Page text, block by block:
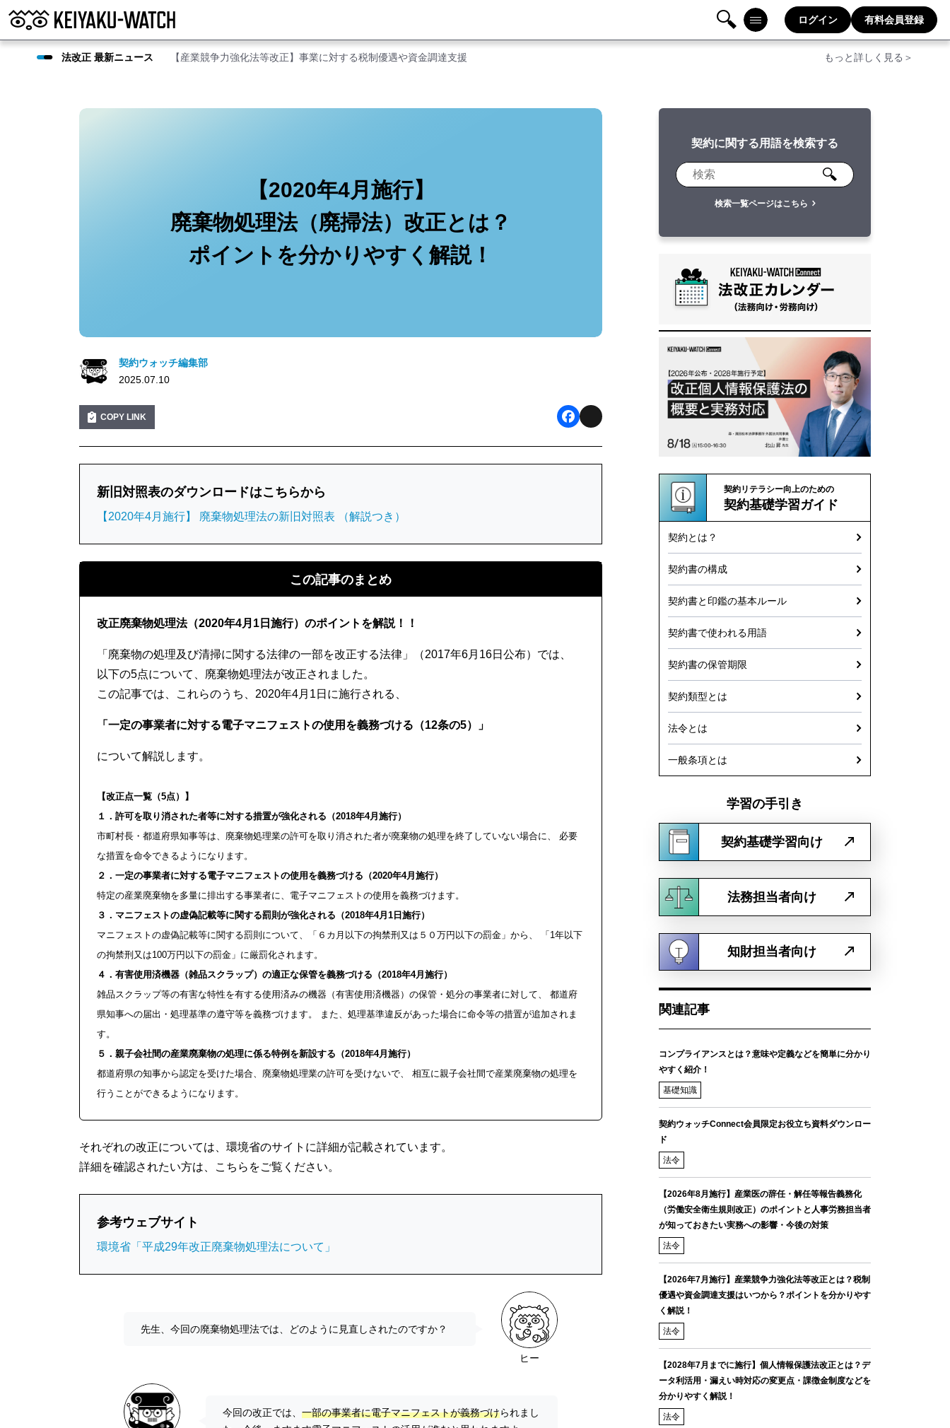
検
メニ
ログイン 有料会員登録
法改正 最新ニュース 【産業競争力強化法等改正】事業に対する税制優遇や資金調達支援 もっと詳しく見る＞
【2020年4月施行】
廃棄物処理法（廃掃法）改正とは？
ポイントを分かりやすく解説！
契約ウォッチ編集部
2025.07.10
COPY LINK
a
o
k
新旧対照表のダウンロードはこちらから
【2020年4月施行】 廃棄物処理法の新旧対照表 （解説つき）
この記事のまとめ
改正廃棄物処理法（2020年4月1日施行）のポイントを解説！！
「廃棄物の処理及び清掃に関する法律の一部を改正する法律」（2017年6月16日公布）では、
以下の5点について、廃棄物処理法が改正されました。
この記事では、これらのうち、2020年4月1日に施行される、
「一定の事業者に対する電子マニフェストの使用を義務づける（12条の5）」
について解説します。
【改正点一覧（5点）】
１．許可を取り消された者等に対する措置が強化される（2018年4月施行）
市町村長・都道府県知事等は、廃棄物処理業の許可を取り消された者が廃棄物の処理を終了していない場合に、 必要
な措置を命令できるようになります。
２．一定の事業者に対する電子マニフェストの使用を義務づける（2020年4月施行）
特定の産業廃棄物を多量に排出する事業者に、電子マニフェストの使用を義務づけます。
３．マニフェストの虚偽記載等に関する罰則が強化される（2018年4月1日施行）
マニフェストの虚偽記載等に関する罰則について、「６カ月以下の拘禁刑又は５０万円以下の罰金」から、 「1年以下
の拘禁刑又は100万円以下の罰金」に厳罰化されます。
４．有害使用済機器（雑品スクラップ）の適正な保管を義務づける（2018年4月施行）
雑品スクラップ等の有害な特性を有する使用済みの機器（有害使用済機器）の保管・処分の事業者に対して、 都道府
県知事への届出・処理基準の遵守等を義務づけます。 また、処理基準違反があった場合に命令等の措置が追加されま
す。
５．親子会社間の産業廃棄物の処理に係る特例を新設する（2018年4月施行）
都道府県の知事から認定を受けた場合、廃棄物処理業の許可を受けないで、 相互に親子会社間で産業廃棄物の処理を
行うことができるようになります。
それぞれの改正については、環境省のサイトに詳細が記載されています。
詳細を確認されたい方は、こちらをご覧ください。
参考ウェブサイト
環境省「平成29年改正廃棄物処理法について」
ヒー
先生、今回の廃棄物処理法では、どのように見直しされたのですか？
今回の改正では、 一部の事業者に電子マニフェストが義務づけられまし
契約に関する用語を検索する
検索一覧ページはこちら
契約リテラシー向上のための
契約基礎学習ガイド
契約とは？
契約書の構成
契約書と印鑑の基本ルール
契約書で使われる用語
契約書の保管期限
契約類型とは
法令とは
一般条項とは
学習の手引き
契約基礎学習向け
法務担当者向け
知財担当者向け
関連記事
コンプライアンスとは？意味や定義などを簡単に分かり
やすく紹介！
基礎知識
契約ウォッチConnect会員限定お役立ち資料ダウンロー
ド
法令
【2026年8月施行】産業医の辞任・解任等報告義務化
（労働安全衛生規則改正）のポイントと人事労務担当者
が知っておきたい実務への影響・今後の対策
法令
【2026年7月施行】産業競争力強化法等改正とは？税制
優遇や資金調達支援はいつから？ポイントを分かりやす
く解説！
法令
【2028年7月までに施行】個人情報保護法改正とは？デ
ータ利活用・漏えい時対応の変更点・課徴金制度などを
分かりやすく解説！
法令